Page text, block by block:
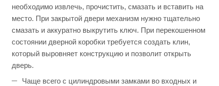
необходимо извлечь, прочистить, смазать и вставить на
место. При закрытой двери механизм нужно тщательно
смазать и аккуратно выкрутить ключ. При перекошенном
состоянии дверной коробки требуется создать клин,
который выровняет конструкцию и позволит открыть
дверь.
Чаще всего с цилиндровыми замками во входных и